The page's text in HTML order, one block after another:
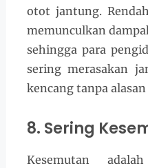
otot jantung.
memunculkan
sehingga para
sering merasakan
kencang tanpa alasan
8. Sering
Kesemutan